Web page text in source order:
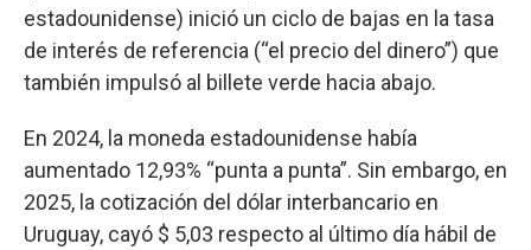
estadounidense) inició un ciclo de bajas en la tasa
de interés de referencia (“el precio del dinero”) que
también impulsó al billete verde hacia abajo.
En 2024, la moneda estadounidense había
aumentado 12,93% “punta a punta”. Sin embargo, en
2025, la cotización del dólar interbancario en
Uruguay, cayó $ 5,03 respecto al último día hábil de